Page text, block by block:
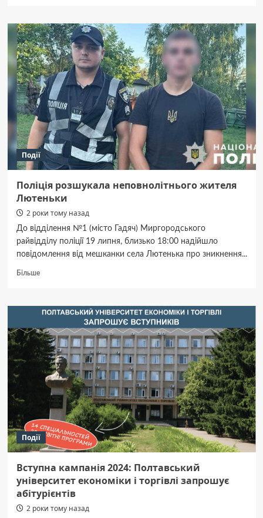
Гадяцькій
та
Великобудищанській
громадах
перейменують
топонімічні
назви
вулиць
Події
Поліція розшукала неповнолітнього жителя
Лютеньки
2 роки тому назад
До відділення №1 (місто Гадяч) Миргородського
райвідділу поліції 19 липня, близько 18:00 надійшло
повідомлення від мешканки села Лютенька про зникнення...
БільшеДокладніше
розшукала
неповнолітнього
жителя
Лютеньки
Події
Вступна кампанія 2024: Полтавський
університет економіки і торгівлі запрошує
абітурієнтів
2 роки тому назад